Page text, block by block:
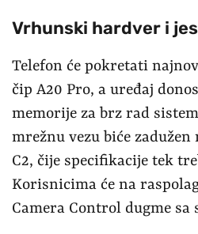
Vrhunski hardver i
Telefon će pokretati
čip A20 Pro, a uređaj
memorije za brz rad
mrežnu vezu biće
C2, čije specifikacije tek
Korisnicima će na
Camera Control dugme sa